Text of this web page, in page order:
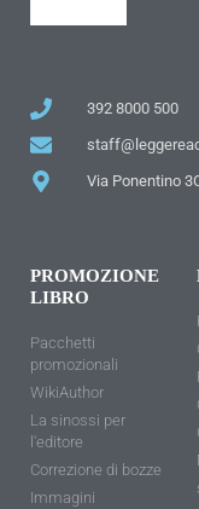
392 8000 500
Via Ponentino
PROMOZIONE
LIBRO
Pacchetti
promozionali
WikiAuthor
La sinossi per
l'editore
Correzione di bozze
Immagini